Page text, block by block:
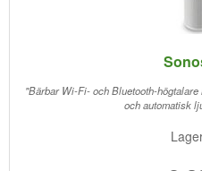
"Bärbar Wi-Fi- och Bluetooth-
och automatisk